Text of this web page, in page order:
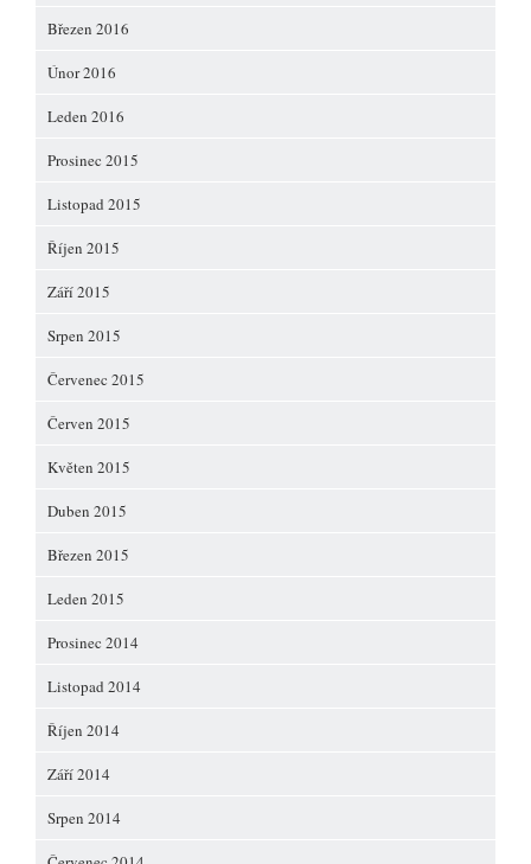
Březen 2016
Únor 2016
Leden 2016
Prosinec 2015
Listopad 2015
Říjen 2015
Září 2015
Srpen 2015
Červenec 2015
Červen 2015
Květen 2015
Duben 2015
Březen 2015
Leden 2015
Prosinec 2014
Listopad 2014
Říjen 2014
Září 2014
Srpen 2014